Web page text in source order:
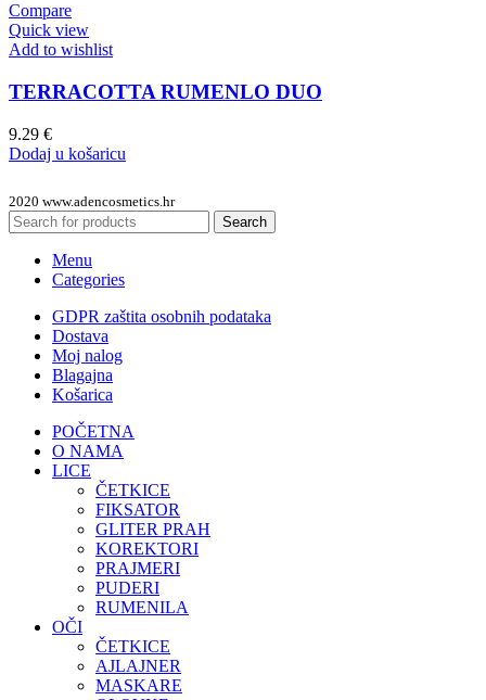
Compare
Quick view
Add to wishlist
TERRACOTTA RUMENLO DUO
9.29 €
Dodaj u košaricu
2020 www.adencosmetics.hr
Search
Menu
Categories
GDPR zaštita osobnih podataka
Dostava
Moj nalog
Blagajna
Košarica
POČETNA
O NAMA
LICE
ČETKICE
FIKSATOR
GLITER PRAH
KOREKTORI
PRAJMERI
PUDERI
RUMENILA
OČI
ČETKICE
AJLAJNER
MASKARE